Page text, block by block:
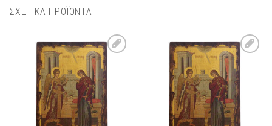
ΣΧΕΤΙΚΑ ΠΡΟΪΟΝΤΑ
Πρόσθήκη
στην λίστα
επιθυμιών
Πρόσθήκη
στην λίστα
επιθυμιών